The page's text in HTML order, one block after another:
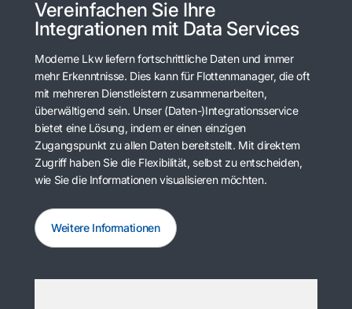
Vereinfachen Sie Ihre
Integrationen mit Data Services
Moderne Lkw liefern fortschrittliche Daten und immer
mehr Erkenntnisse. Dies kann für Flottenmanager, die oft
mit mehreren Dienstleistern zusammenarbeiten,
überwältigend sein. Unser (Daten-)Integrationsservice
bietet eine Lösung, indem er einen einzigen
Zugangspunkt zu allen Daten bereitstellt. Mit direktem
Zugriff haben Sie die Flexibilität, selbst zu entscheiden,
wie Sie die Informationen visualisieren möchten.
Weitere Informationen